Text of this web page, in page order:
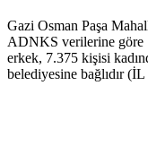
Gazi Osman Paşa
ADNKS verilerine göre
erkek, 7.375 kişisi
belediyesine bağlıdır